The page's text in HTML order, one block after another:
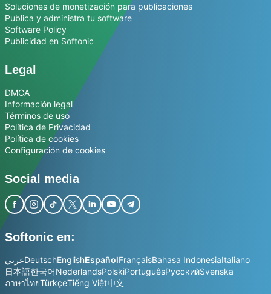
Soluciones de monetización para publicaciones
Publica y administra tu software
Software Policy
Publicidad en Softonic
Legal
DMCA
Información legal
Términos de uso
Política de Privacidad
Política de cookies
Configuración de cookies
Social media
Softonic en:
عربيDeutschEnglishEspañolFrançaisBahasa IndonesiaItaliano
日本語한국어NederlandsPolskiPortuguêsРусскийSvenska
ภาษาไทยTürkçeTiếng Việt中文